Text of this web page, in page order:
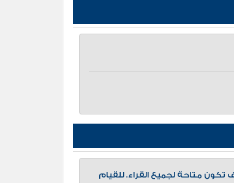
متاحة لجميع القراء. للقيام